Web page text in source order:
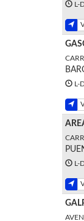
L-
L-
L-